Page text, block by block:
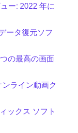
ー: 2022 年に
ータ復元ソフ
の最高の画面
ライン動画ク
ックス ソフト